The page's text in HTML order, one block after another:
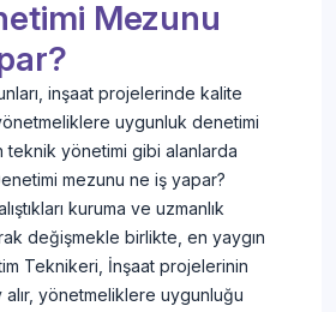
Mezunu
inşaat projelerinde kalite
uygunluk denetimi
teknik yönetimi gibi alanlarda
mezunu ne iş yapar?
kuruma ve uzmanlık
değişmekle birlikte, en yaygın
Teknikeri, İnşaat projelerinin
yönetmeliklere uygunluğu